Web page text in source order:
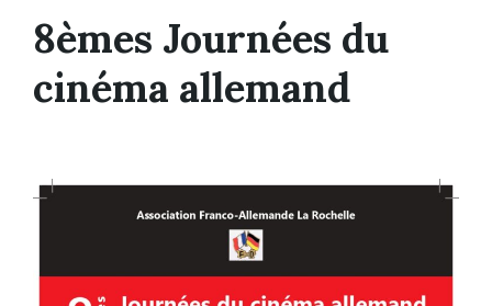
8èmes Journées du
cinéma allemand